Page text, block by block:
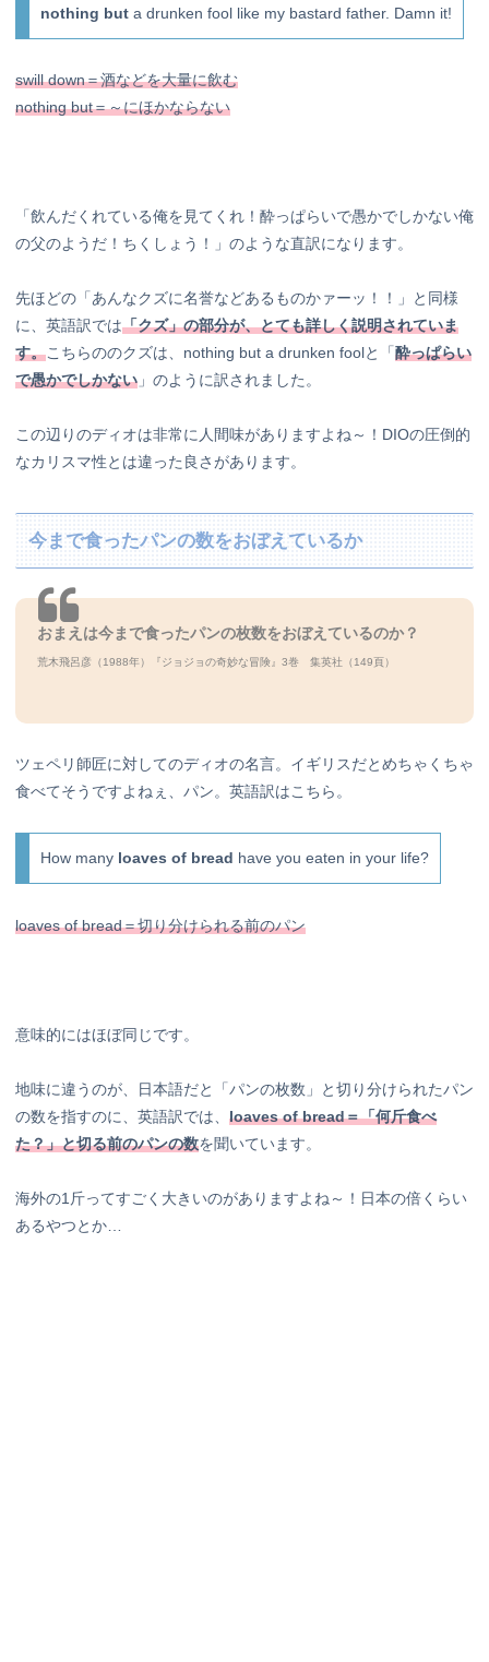
nothing but a drunken fool like my bastard father. Damn it!
swill down＝酒などを大量に飲む
nothing but＝～にほかならない
「飲んだくれている俺を見てくれ！酔っぱらいで愚かでしかない俺
の父のようだ！ちくしょう！」のような直訳になります。
先ほどの「あんなクズに名誉などあるものかァーッ！！」と同様
に、英語訳では「クズ」の部分が、とても詳しく説明されていま
す。こちらののクズは、nothing but a drunken foolと「酔っぱらい
で愚かでしかない 」のように訳されました。
この辺りのディオは非常に人間味がありますよね～！DIOの圧倒的
なカリスマ性とは違った良さがあります。
今まで食ったパンの数をおぼえているか
おまえは今まで食ったパンの枚数をおぼえているのか？
荒木飛呂彦（1988年）『ジョジョの奇妙な冒険』3巻 集英社（149頁）
ツェペリ師匠に対してのディオの名言。イギリスだとめちゃくちゃ
食べてそうですよねぇ、パン。英語訳はこちら。
How many loaves of bread have you eaten in your life?
loaves of bread＝切り分けられる前のパン
意味的にはほぼ同じです。
地味に違うのが、日本語だと「パンの枚数」と切り分けられたパン
の数を指すのに、英語訳では、 loaves of bread＝「何斤食べ
た？」と切る前のパンの数を聞いています。
海外の1斤ってすごく大きいのがありますよね～！日本の倍くらい
あるやつとか…